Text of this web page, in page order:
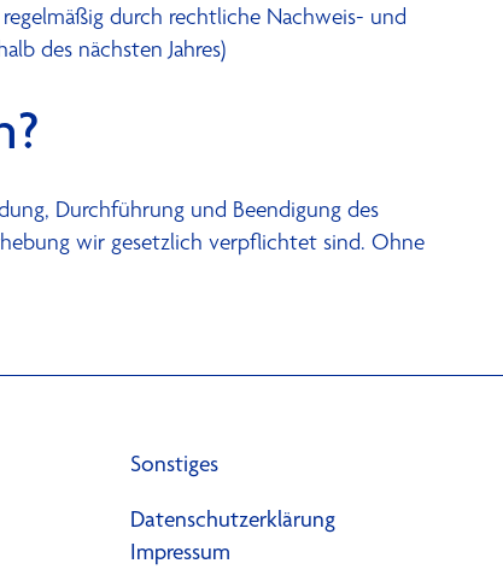
durch rechtliche Nachweis- und
des nächsten Jahres)
Durchführung und Beendigung des
wir gesetzlich verpflichtet sind. Ohne
Sonstiges
Datenschutzerklärung
Impressum